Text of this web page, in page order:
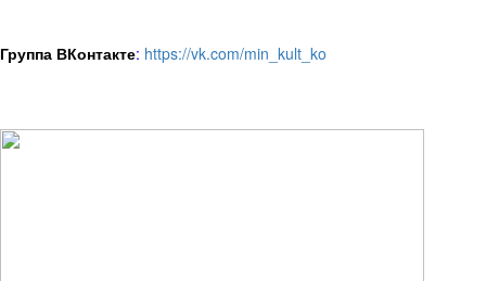
Группа ВКонтакте: https://vk.com/min_kult_ko